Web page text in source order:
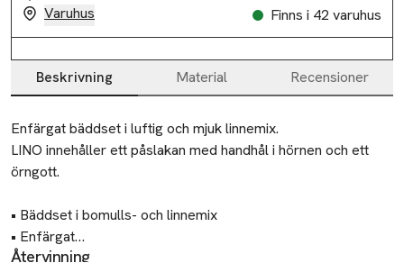
Varuhus
Finns i 42 varuhus
Beskrivning Material Recensioner
Beskrivning
Enfärgat bäddset i luftig och mjuk linnemix.
LINO innehåller ett påslakan med handhål i hörnen och ett
örngott.
• Bäddset i bomulls- och linnemix
• Enfärgat
• I setet ingår påslakan och ett örngott
Återvinning